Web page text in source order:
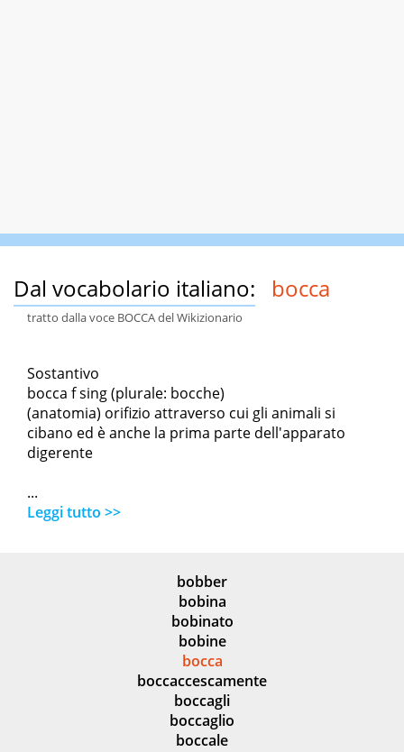
Dal vocabolario italiano: bocca
tratto dalla voce BOCCA del Wikizionario
Sostantivo
bocca f sing (plurale: bocche)
(anatomia) orifizio attraverso cui gli animali si
cibano ed è anche la prima parte dell'apparato
digerente
...
Leggi tutto >>
bobber
bobina
bobinato
bobine
bocca
boccaccescamente
boccagli
boccaglio
boccale